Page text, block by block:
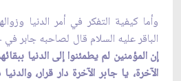
وأما كيفية التفكر في أمر الدنيا
الباقر عليه السلام قال لصاحبه
إن المؤمنين لم يطمئنوا إلى الدنيا
الآخرة، يا جابر الآخرة دار قرار،